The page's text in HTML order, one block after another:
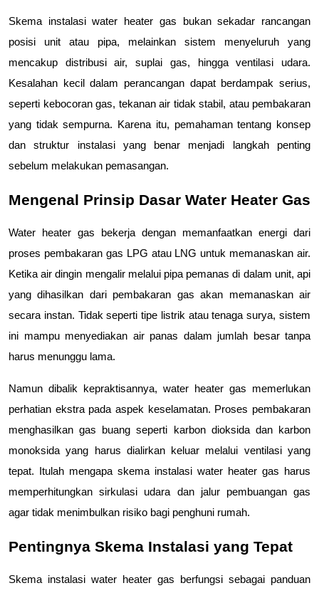
Skema instalasi water heater gas bukan sekadar rancangan
posisi unit atau pipa, melainkan sistem menyeluruh yang
mencakup distribusi air, suplai gas, hingga ventilasi udara.
Kesalahan kecil dalam perancangan dapat berdampak serius,
seperti kebocoran gas, tekanan air tidak stabil, atau pembakaran
yang tidak sempurna. Karena itu, pemahaman tentang konsep
dan struktur instalasi yang benar menjadi langkah penting
sebelum melakukan pemasangan.
Mengenal Prinsip Dasar Water Heater Gas
Water heater gas bekerja dengan memanfaatkan energi dari
proses pembakaran gas LPG atau LNG untuk memanaskan air.
Ketika air dingin mengalir melalui pipa pemanas di dalam unit, api
yang dihasilkan dari pembakaran gas akan memanaskan air
secara instan. Tidak seperti tipe listrik atau tenaga surya, sistem
ini mampu menyediakan air panas dalam jumlah besar tanpa
harus menunggu lama.
Namun dibalik kepraktisannya, water heater gas memerlukan
perhatian ekstra pada aspek keselamatan. Proses pembakaran
menghasilkan gas buang seperti karbon dioksida dan karbon
monoksida yang harus dialirkan keluar melalui ventilasi yang
tepat. Itulah mengapa skema instalasi water heater gas harus
memperhitungkan sirkulasi udara dan jalur pembuangan gas
agar tidak menimbulkan risiko bagi penghuni rumah.
Pentingnya Skema Instalasi yang Tepat
Skema instalasi water heater gas berfungsi sebagai panduan